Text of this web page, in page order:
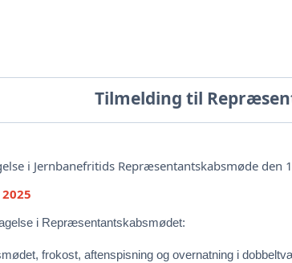
Tilmelding til
i Jernbanefritids Repræsentantskabsmøde
i Repræsentantskabsmødet:
frokost, aftenspisning og overnatning i